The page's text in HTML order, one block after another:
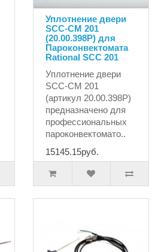
Уплотнение двери
SCC-CM 201
(20.00.398P) для
Пароконвектомата
Rational SCC 201
Уплотнение двери
SCC-CM 201
(артикул 20.00.398P)
предназначено для
профессиональных
пароконвектомато..
15145.15руб.